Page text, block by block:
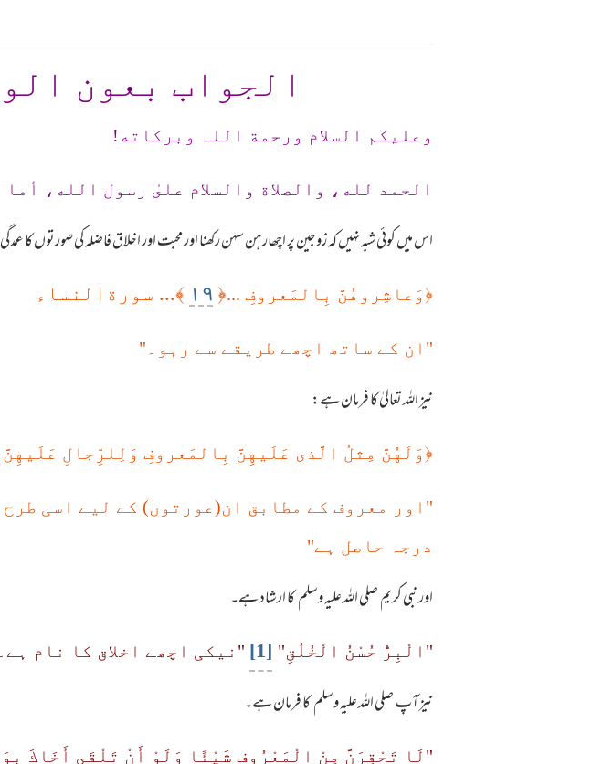
الجواب بعون
وعلیکم السلام ورحمة اللہ وبرکاته!
الحمد لله، والصلاة والسلام علىٰ رسول الله، أما
اس میں کوئی شبہ نہیں کہ زوجین پر اچھارہن سہن رکھنا اور محبت اور اخلاق فاضلہ کی صورتوں کا
﴿وَعاشِروهُنَّ بِالمَعروفِ ...﴿ ١٩ ﴾... سورةالنساء
"ان کے ساتھ اچھے طریقے سے رہو۔"
نیز اللہ تعالیٰ کا فرمان ہے:
﴿وَلَهُنَّ مِثلُ الَّذى عَلَيهِنَّ بِالمَعروفِ وَلِلرِّجالِ عَلَيهِنَّ
"اور معروف کے مطابق ان(عورتوں) کے لیے اسی
درجہ حاصل ہے"
اور نبی کریم صلی اللہ علیہ وسلم کا ارشاد ہے۔
"الْبِرُّ حُسْنُ الْخُلُقِ" [1] "نیکی اچھے اخلاق کا نام
نیز آپ صلی اللہ علیہ وسلم کا فرمان ہے۔
"لَا تَحْقِرَنَّ مِنْ الْمَعْرُوفِ شَيْئًا وَلَوْ أَنْ تَلْقَى أَخَاكَ